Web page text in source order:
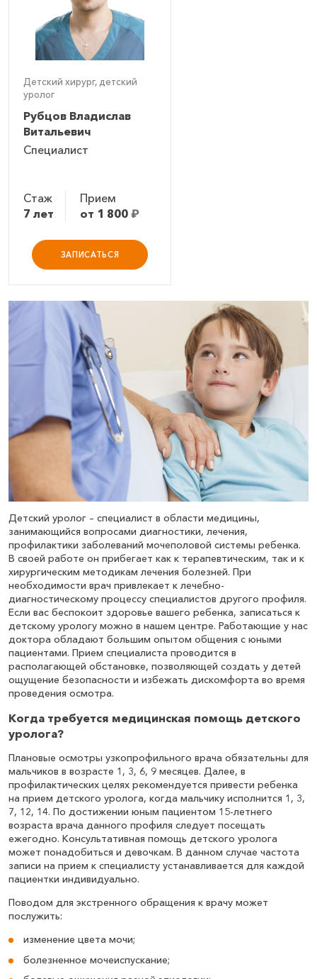
Детский хирург, детский
уролог
Рубцов Владислав
Витальевич
Специалист
Стаж
7 лет
Прием
от 1 800₽
ЗАПИСАТЬСЯ
Детский уролог – специалист в области медицины,
занимающийся вопросами диагностики, лечения,
профилактики заболеваний мочеполовой системы ребенка.
В своей работе он прибегает как к терапевтическим, так и к
хирургическим методикам лечения болезней. При
необходимости врач привлекает к лечебно-
диагностическому процессу специалистов другого профиля.
Если вас беспокоит здоровье вашего ребенка, записаться к
детскому урологу можно в нашем центре. Работающие у нас
доктора обладают большим опытом общения с юными
пациентами. Прием специалиста проводится в
располагающей обстановке, позволяющей создать у детей
ощущение безопасности и избежать дискомфорта во время
проведения осмотра.
Когда требуется медицинская помощь детского
уролога?
Плановые осмотры узкопрофильного врача обязательны для
мальчиков в возрасте 1, 3, 6, 9 месяцев. Далее, в
профилактических целях рекомендуется привести ребенка
на прием детского уролога, когда мальчику исполнится 1, 3,
7, 12, 14. По достижении юным пациентом 15-летнего
возраста врача данного профиля следует посещать
ежегодно. Консультативная помощь детского уролога
может понадобиться и девочкам. В данном случае частота
записи на прием к специалисту устанавливается для каждой
пациентки индивидуально.
Поводом для экстренного обращения к врачу может
послужить:
изменение цвета мочи;
болезненное мочеиспускание;